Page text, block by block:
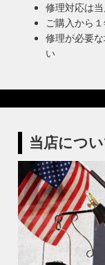
修理対応は
ご購入から
修理が必要
い
当店につ